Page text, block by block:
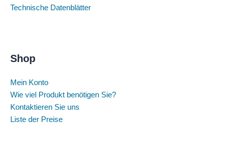
Technische Datenblätter
Shop
Mein Konto
Wie viel Produkt benötigen Sie?
Kontaktieren Sie uns
Liste der Preise